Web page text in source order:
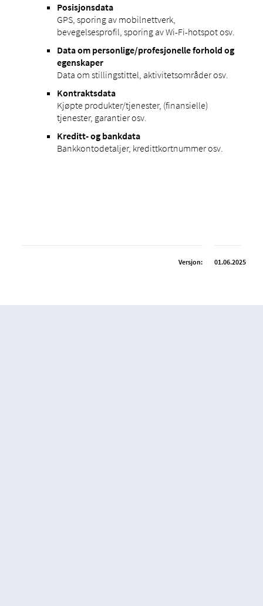
Posisjonsdata
GPS, sporing av mobilnettverk,
bevegelsesprofil, sporing av Wi-Fi-hotspot osv.
Data om personlige/profesjonelle forhold og
egenskaper
Data om stillingstittel, aktivitetsområder osv.
Kontraktsdata
Kjøpte produkter/tjenester, (finansielle)
tjenester, garantier osv.
Kreditt- og bankdata
Bankkontodetaljer, kredittkortnummer osv.
Versjon: 01.06.2025